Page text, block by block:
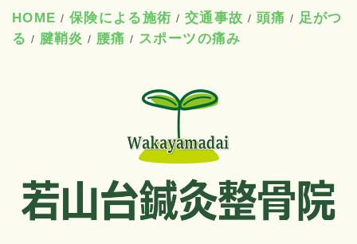
HOME / 保険による施術 / 交通事故 / 頭痛 / 足がつ
る / 腱鞘炎 / 腰痛 / スポーツの痛み